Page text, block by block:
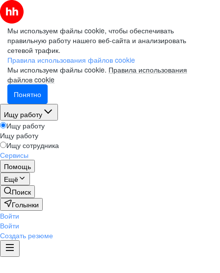
Мы используем файлы cookie, чтобы обеспечивать
правильную работу нашего веб-сайта и анализировать
сетевой трафик.
Правила использования файлов cookie
Мы используем файлы cookie. Правила использования
файлов cookie
Понятно
Ищу работу
Ищу работу
Ищу работу
Ищу сотрудника
Сервисы
Помощь
Ещё
Поиск
Голынки
Войти
Войти
Создать резюме